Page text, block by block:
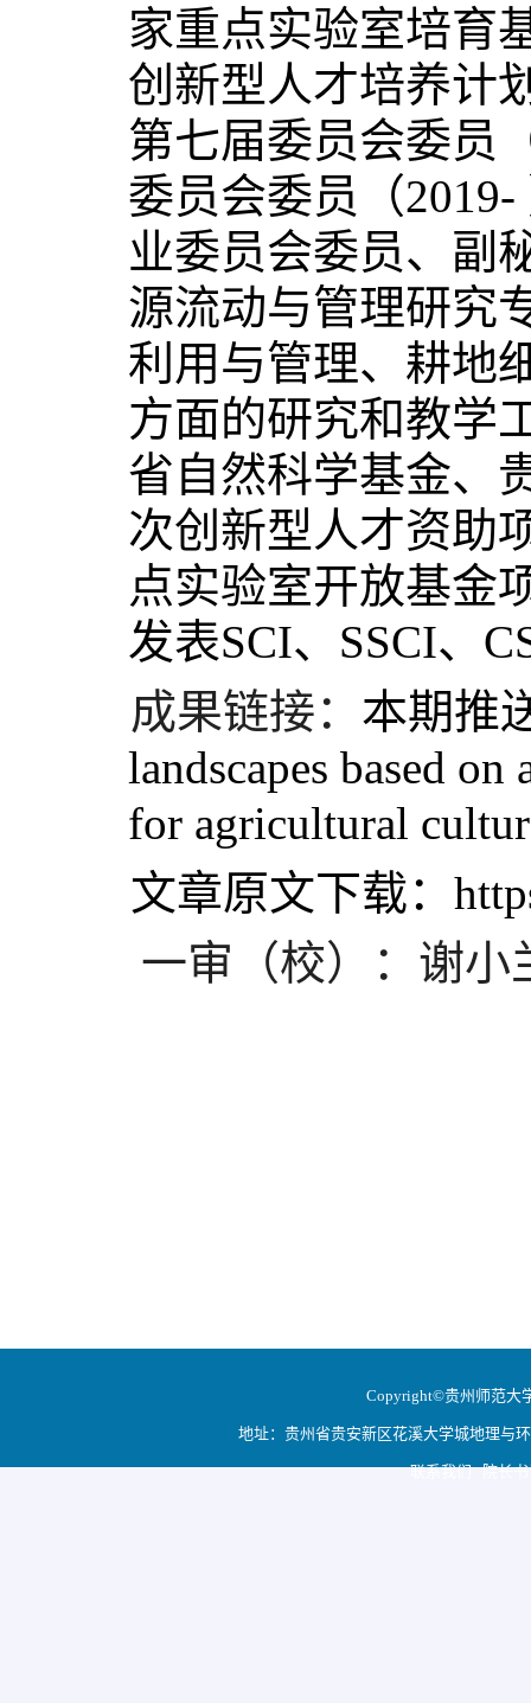
家重点实验室培育
创新型人才培养计
第七届委员会委员
委员会委员（
业委员会委员、副
源流动与管理研究
利用与管理、耕地
方面的研究和教学
省自然科学基金、
次创新型人才资助
点实验室开放基金
发表SCI、SSCI、
成果链接： 本期推
landscapes based
for agricultural
文章原文下载：
一审（校）：谢小
Copyright©贵州师范大
地址：贵州省贵安新区花溪大学城地理与
联系我们 院长书